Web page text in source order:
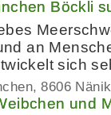
Böckli
an
sich
8606
und